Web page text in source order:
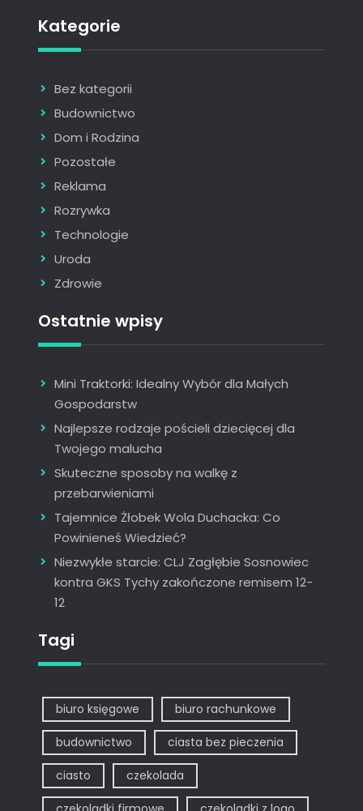
Kategorie
Bez kategorii
Budownictwo
Dom i Rodzina
Pozostałe
Reklama
Rozrywka
Technologie
Uroda
Zdrowie
Ostatnie wpisy
Mini Traktorki: Idealny Wybór dla Małych
Gospodarstw
Najlepsze rodzaje pościeli dziecięcej dla
Twojego malucha
Skuteczne sposoby na walkę z
przebarwieniami
Tajemnice Żłobek Wola Duchacka: Co
Powinieneś Wiedzieć?
Niezwykłe starcie: CLJ Zagłębie Sosnowiec
kontra GKS Tychy zakończone remisem 12-
12
Tagi
biuro księgowe biuro rachunkowe
budownictwo ciasta bez pieczenia
ciasto czekolada